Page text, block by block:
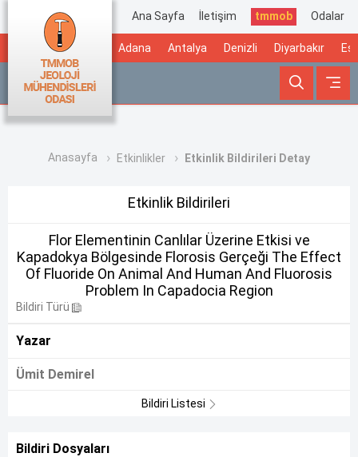
Ana Sayfa İletişim tmmob Odalar
Adana Antalya Denizli Diyarbakır
Anasayfa Etkinlikler Etkinlik Bildirileri Detay
Etkinlik Bildirileri
Flor Elementinin Canlılar Üzerine Etkisi ve
Kapadokya Bölgesinde Florosis Gerçeği The Effect
Of Fluoride On Animal And Human And Fluorosis
Problem In Capadocia Region
Bildiri Türü
Yazar
Ümit Demirel
Bildiri Listesi
Bildiri Dosyaları